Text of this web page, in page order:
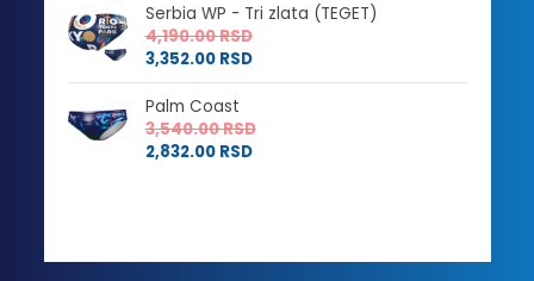
Serbia WP - Tri zlata (TEGET)
4,190.00RSD
3,352.00 RSD
Palm Coast
3,540.00RSD
2,832.00 RSD